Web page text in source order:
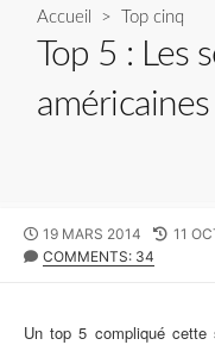
Accueil > Top cinq
Top 5 : Les
P
U
19 MARS 2014
L
11
COMMENTS: 34
Un top 5 compliqué